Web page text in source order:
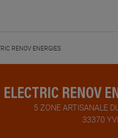
RENOV ENERGIES
ELECTRIC RENOV
5 ZONE ARTISANALE
33370